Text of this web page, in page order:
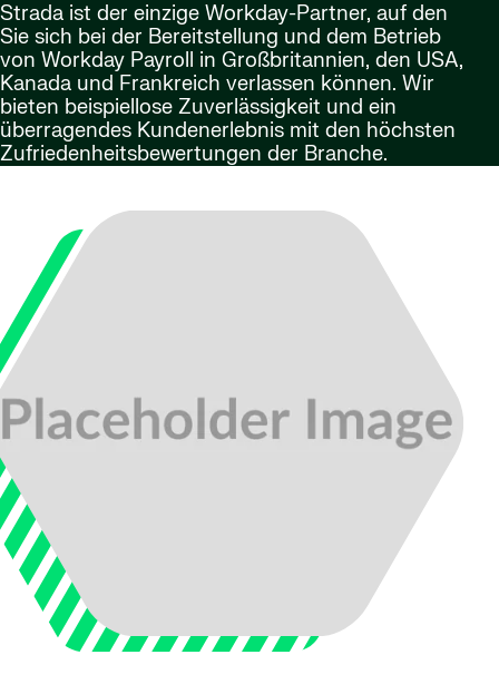
Strada ist der einzige Workday-Partner, auf den
Sie sich bei der Bereitstellung und dem Betrieb
von Workday Payroll in Großbritannien, den USA,
Kanada und Frankreich verlassen können. Wir
bieten beispiellose Zuverlässigkeit und ein
überragendes Kundenerlebnis mit den höchsten
Zufriedenheitsbewertungen der Branche.